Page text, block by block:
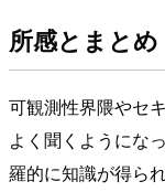
所感とまとめ
可観測性界隈やセ
よく聞くようにな
羅的に知識が得ら